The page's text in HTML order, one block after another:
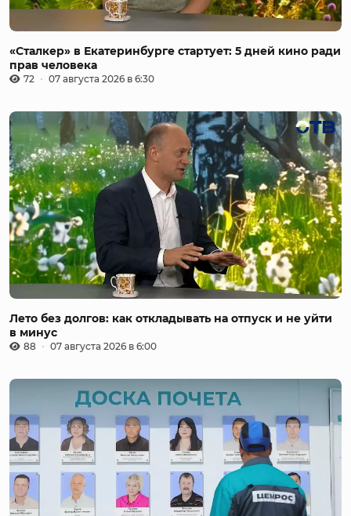
«Сталкер» в Екатеринбурге стартует: 5 дней кино ради
прав человека
72 07 августа 2026 в 6:30
Лето без долгов: как откладывать на отпуск и не уйти
в минус
88 07 августа 2026 в 6:00